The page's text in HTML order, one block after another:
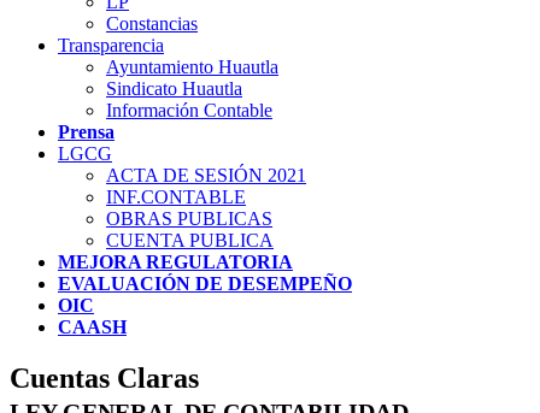
Constancias
Transparencia
Ayuntamiento Huautla
Sindicato Huautla
Información Contable
Prensa
LGCG
ACTA DE SESIÓN 2021
INF.CONTABLE
OBRAS PUBLICAS
CUENTA PUBLICA
MEJORA REGULATORIA
EVALUACIÓN DE DESEMPEÑO
OIC
CAASH
Cuentas Claras